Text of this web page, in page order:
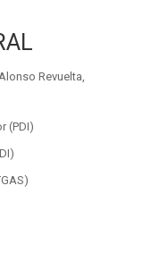
Revuelta,
(PDI)